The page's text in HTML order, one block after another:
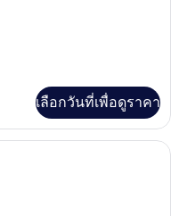
เลือกวันที่เพื่อดูราคา
งนอนระดับพรีเมียม, ผ้านวมขนเ